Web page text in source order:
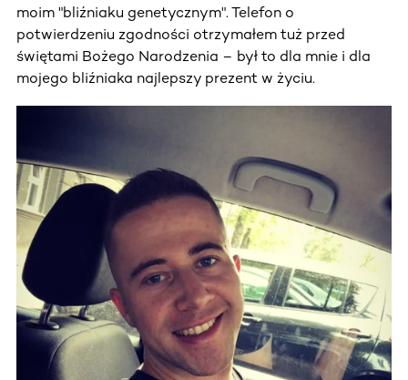
moim "bliźniaku genetycznym". Telefon o
potwierdzeniu zgodności otrzymałem tuż przed
świętami Bożego Narodzenia – był to dla mnie i dla
mojego bliźniaka najlepszy prezent w życiu.